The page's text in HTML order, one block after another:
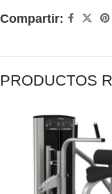
Compartir:
PRODUCTOS